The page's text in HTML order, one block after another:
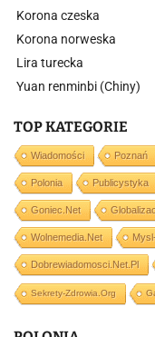
Korona czeska
Korona norweska
Lira turecka
Yuan renminbi (Chiny)
TOP KATEGORIE
Wiadomości Poznań
Polonia Publicystyka
Goniec.net
Wolnemedia.net
Dobrewiadomosci.net.pl
Sekrety-Zdrowia.org